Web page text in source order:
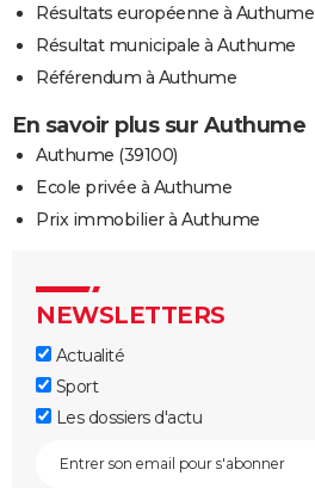
Résultats européenne à Authume
Résultat municipale à Authume
Référendum à Authume
En savoir plus sur Authume
Authume (39100)
Ecole privée à Authume
Prix immobilier à Authume
NEWSLETTERS
Actualité
Sport
Les dossiers d'actu